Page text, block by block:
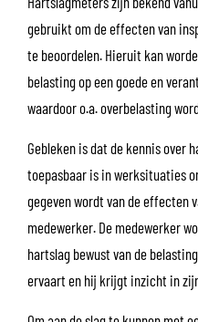
gebruikt om de effecten van
te beoordelen. Hieruit kan
belasting op een goede en
waardoor o.a. overbelasting
Gebleken is dat de kennis over
toepasbaar is in werksituaties
gegeven wordt van de effecten
medewerker. De medewerker
hartslag bewust van de
ervaart en hij krijgt inzicht in